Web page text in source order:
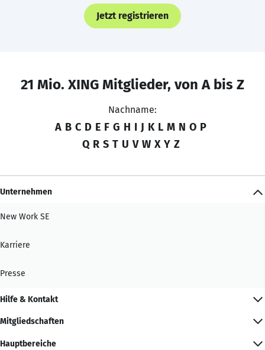
Jetzt registrieren
21 Mio. XING Mitglieder, von A bis Z
Nachname:
A B C D E F G H I J K L M N O P
Q R S T U V W X Y Z
Unternehmen
New Work SE
Karriere
Presse
Hilfe & Kontakt
Mitgliedschaften
Hauptbereiche